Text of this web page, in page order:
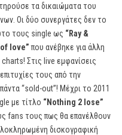
τα δικαιώματα του
Οι δύο συνεργάτες δεν το
τους single ως “Ray &
of love”που ανέβηκε για άλλη
Στις live εμφανίσεις
τους από την
“sold-out”! Μέχρι το 2011
με τίτλο “Nothing 2 lose”
fans τους πως θα επανέλθουν
δισκογραφική